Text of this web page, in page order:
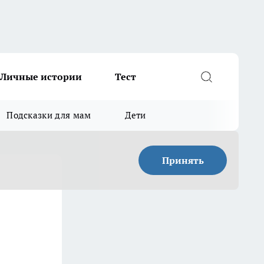
Личные истории Тест
Подсказки для мам Дети
Принять